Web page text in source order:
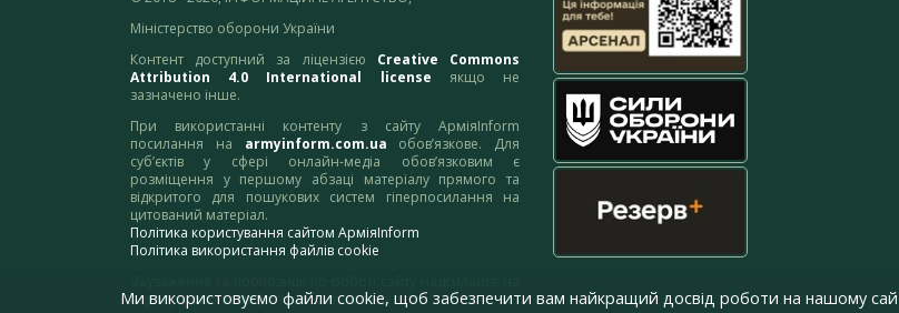
Міністерство оборони України
Контент доступний за ліцензією Creative Commons
Attribution 4.0 International license якщо не
зазначено інше.
При використанні контенту з сайту АрміяInform
посилання на armyinform.com.ua обов’язкове. Для
суб’єктів у сфері онлайн-медіа обов’язковим є
розміщення у першому абзаці матеріалу прямого та
відкритого для пошукових систем гіперпосилання на
цитований матеріал.
Політика користування сайтом АрміяInform
Політика використання файлів cookie
адресу:webmaster@armyinform.com.ua
Ми використовуємо файли cookie, щоб забезпечити вам найкращий досвід роботи на нашому